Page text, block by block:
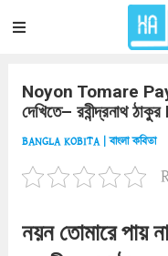
Noyon Tomare Pay
দেখিতে– রবীন্দ্রনাথ
BANGLA KOBITA | বাংলা কবিতা
নয়ন তোমারে পায়